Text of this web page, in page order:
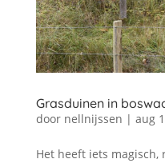
Grasduinen in
door nellnijssen | aug
Het heeft iets magisch,